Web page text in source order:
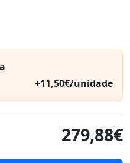
+11,50€/unidade
279,88€